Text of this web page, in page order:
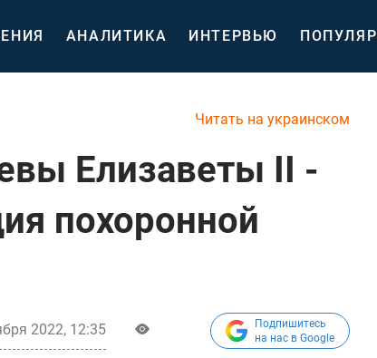
АНАЛИТИКА ИНТЕРВЬЮ
Читать на украинском
Елизаветы II -
похоронной
2022, 12:35
Подпишитесь
на нас в Google